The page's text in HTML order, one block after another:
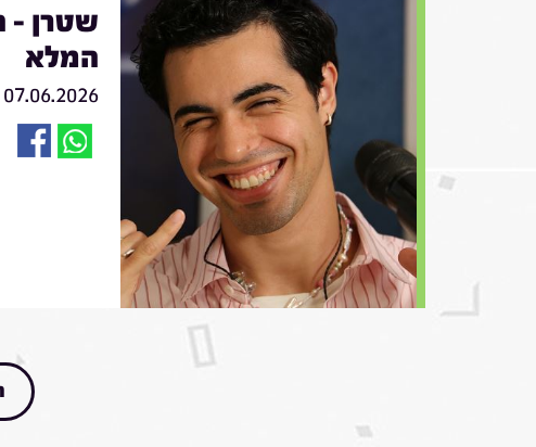
שטרן -
המלא
07.06.2026